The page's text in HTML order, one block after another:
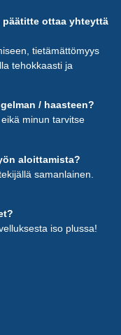
päätitte ottaa yhteyttä
tietämättömyys
tehokkaasti ja
/ haasteen?
minun tarvitse
aloittamista?
samanlainen.
iso plussa!